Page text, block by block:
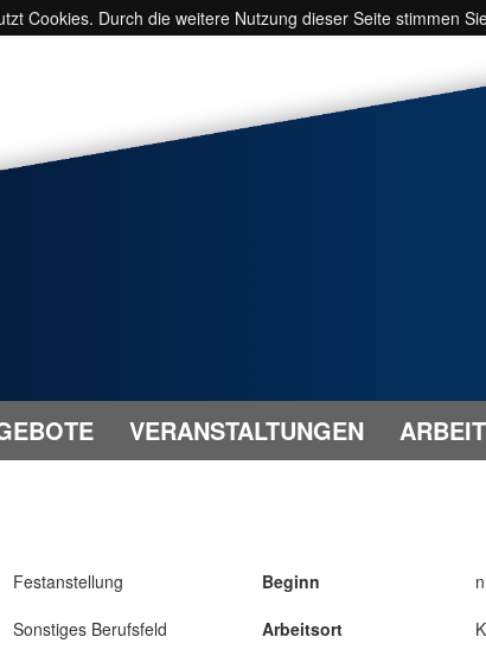
Cookies. Durch die weitere Nutzung dieser Seite stimmen
VERANSTALTUNGEN
Festanstellung
Sonstiges Berufsfeld
Beginn
Arbeitsort